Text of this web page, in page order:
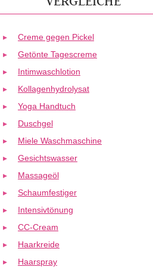
Creme gegen Pickel
Getönte Tagescreme
Intimwaschlotion
Kollagenhydrolysat
Yoga Handtuch
Duschgel
Miele Waschmaschine
Gesichtswasser
Massageöl
Schaumfestiger
Intensivtönung
CC-Cream
Haarkreide
Haarspray